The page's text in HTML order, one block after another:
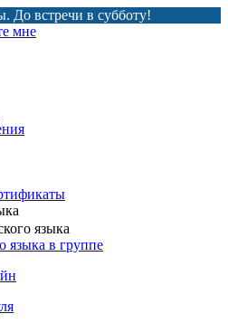
До встречи в субботу!
мне
языка
языка в группе